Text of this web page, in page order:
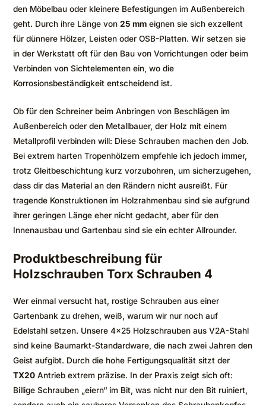
den Möbelbau oder kleinere Befestigungen im Außenbereich
geht. Durch ihre Länge von 25 mm eignen sie sich exzellent
für dünnere Hölzer, Leisten oder OSB-Platten. Wir setzen sie
in der Werkstatt oft für den Bau von Vorrichtungen oder beim
Verbinden von Sichtelementen ein, wo die
Korrosionsbeständigkeit entscheidend ist.
Ob für den Schreiner beim Anbringen von Beschlägen im
Außenbereich oder den Metallbauer, der Holz mit einem
Metallprofil verbinden will: Diese Schrauben machen den Job.
Bei extrem harten Tropenhölzern empfehle ich jedoch immer,
trotz Gleitbeschichtung kurz vorzubohren, um sicherzugehen,
dass dir das Material an den Rändern nicht ausreißt. Für
tragende Konstruktionen im Holzrahmenbau sind sie aufgrund
ihrer geringen Länge eher nicht gedacht, aber für den
Innenausbau und Gartenbau sind sie ein echter Allrounder.
Produktbeschreibung für
Holzschrauben Torx Schrauben 4
Wer einmal versucht hat, rostige Schrauben aus einer
Gartenbank zu drehen, weiß, warum wir nur noch auf
Edelstahl setzen. Unsere 4×25 Holzschrauben aus V2A-Stahl
sind keine Baumarkt-Standardware, die nach zwei Jahren den
Geist aufgibt. Durch die hohe Fertigungsqualität sitzt der
TX20 Antrieb extrem präzise. In der Praxis zeigt sich oft:
Billige Schrauben „eiern“ im Bit, was nicht nur den Bit ruiniert,